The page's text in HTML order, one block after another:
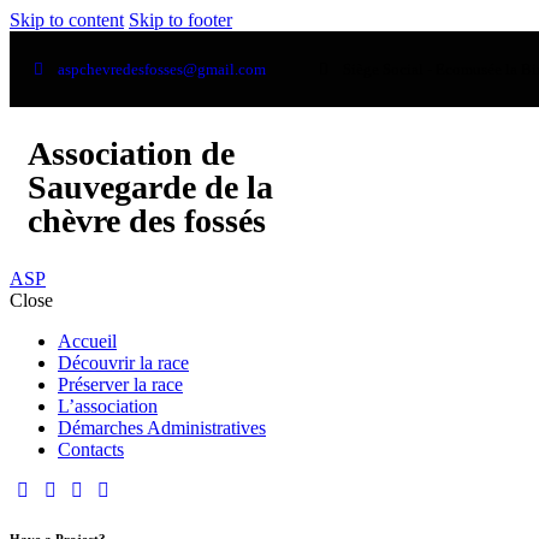
Skip to content Skip to footer
aspchevredesfosses@gmail.com
Association de
Sauvegarde de la
chèvre des fossés
ASP
Close
Accueil
Découvrir la race
Préserver la race
L’association
Démarches Administratives
Contacts